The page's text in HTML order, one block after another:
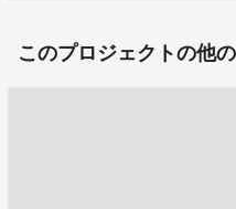
このプロジェクトの他